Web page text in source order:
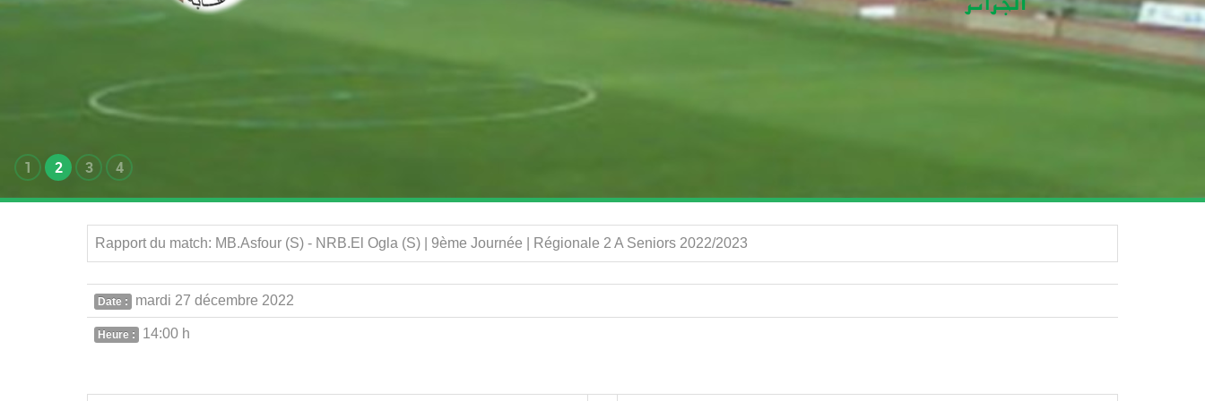
1 2 3 4
Rapport du match: MB.Asfour (S) - NRB.El Ogla (S) | 9ème Journée | Régionale 2 A Seniors 2022/2023
Date : mardi 27 décembre 2022
Heure : 14:00 h